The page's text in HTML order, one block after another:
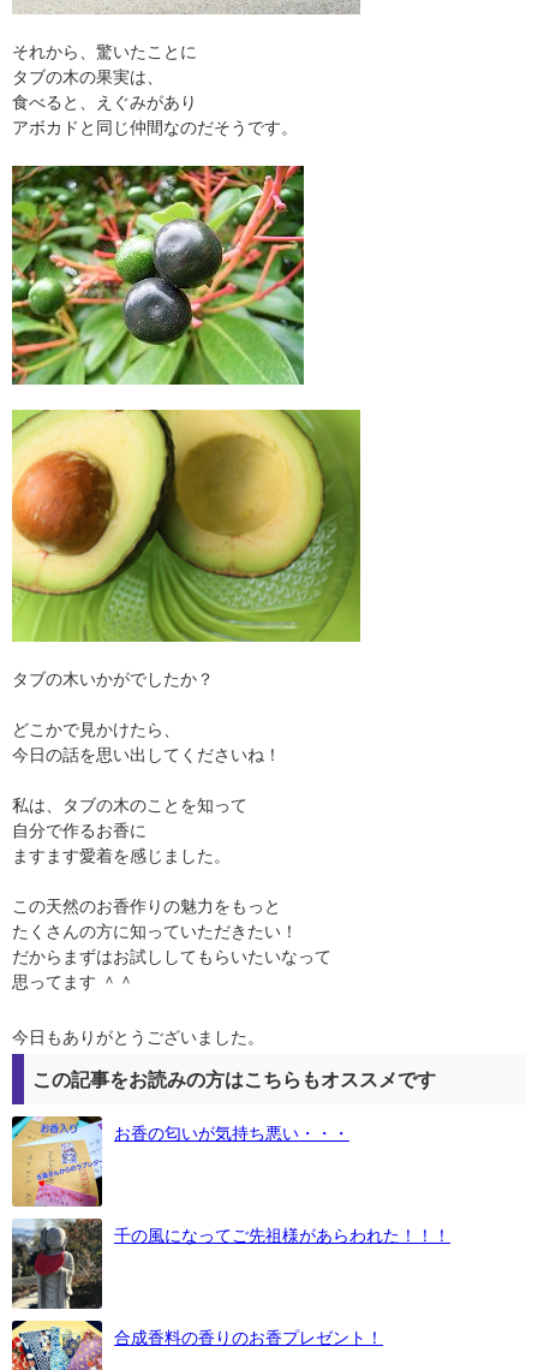
それから、驚いたことに
タブの木の果実は、
食べると、えぐみがあり
アボカドと同じ仲間なのだそうです。
タブの木いかがでしたか？
どこかで見かけたら、
今日の話を思い出してくださいね！
私は、タブの木のことを知って
自分で作るお香に
ますます愛着を感じました。
この天然のお香作りの魅力をもっと
たくさんの方に知っていただきたい！
だからまずはお試ししてもらいたいなって
思ってます ＾＾
今日もありがとうございました。
この記事をお読みの方はこちらもオススメです
お香の匂いが気持ち悪い・・・
千の風になってご先祖様があらわれた！！！
合成香料の香りのお香プレゼント！